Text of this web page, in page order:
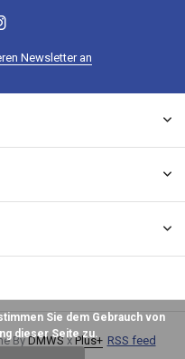
Newsletter an
ByDMWSxPlus+ RSS feed
Sie dem Gebrauch von
dieser Seite zu.